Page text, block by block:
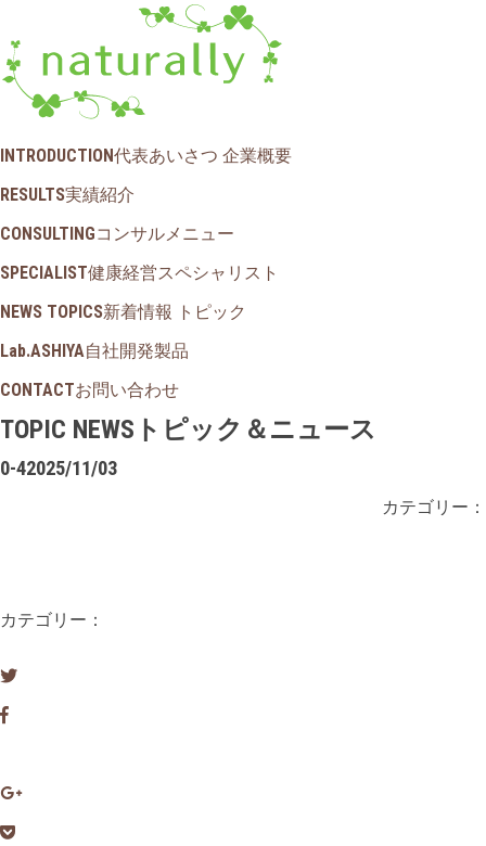
INTRODUCTION代表あいさつ 企業概要
RESULTS実績紹介
CONSULTINGコンサルメニュー
SPECIALIST健康経営スペシャリスト
NEWS TOPICS新着情報 トピック
Lab.ASHIYA自社開発製品
CONTACTお問い合わせ
TOPIC NEWS トピック＆ニュース
0-42025/11/03
カテゴリー：
カテゴリー：